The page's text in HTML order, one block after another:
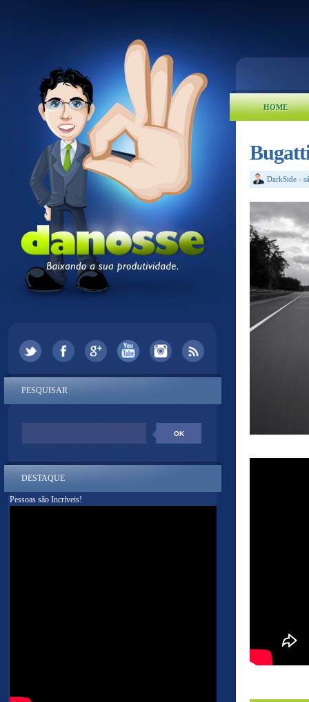
HOME
DarkSide -
PESQUISAR
DESTAQUE
Pessoas são Incríveis!